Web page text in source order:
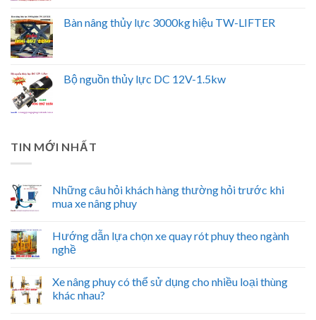
Bàn nâng thủy lực 3000kg hiệu TW-LIFTER
Bộ nguồn thủy lực DC 12V-1.5kw
TIN MỚI NHẤT
Những câu hỏi khách hàng thường hỏi trước khi
mua xe nâng phuy
Hướng dẫn lựa chọn xe quay rót phuy theo ngành
nghề
Xe nâng phuy có thể sử dụng cho nhiều loại thùng
khác nhau?